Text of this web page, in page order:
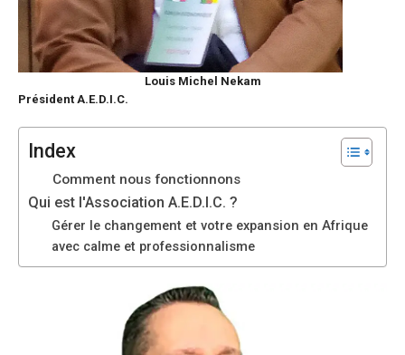
Louis Michel Nekam
Président A.E.D.I.C.
Index
Comment nous fonctionnons
Qui est l'Association A.E.D.I.C. ?
Gérer le changement et votre expansion en Afrique
avec calme et professionnalisme
Ces cookies ne
sont pas
facultatifs. Ils
sont
fonctionnement
du site web.
Statistiques
Afin
d'améliorer la
fonctionnalité
et la structure